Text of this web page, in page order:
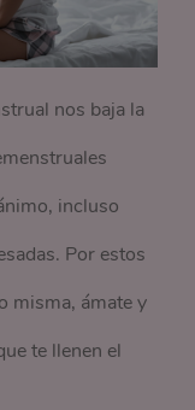
nos baja la
incluso
Por estos
misma, ámate y
te llenen el